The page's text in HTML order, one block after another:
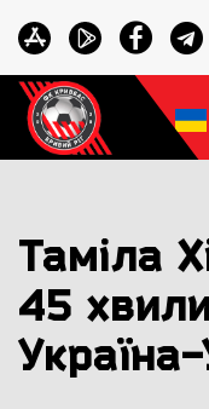
Таміла
45